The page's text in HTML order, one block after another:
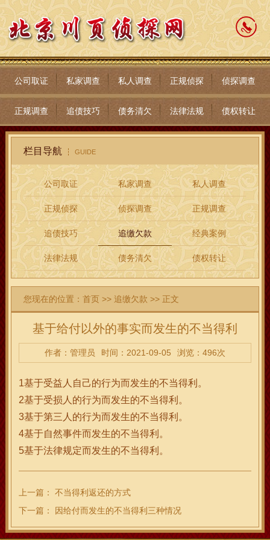
公司取证 私家调查 私人调查 正规侦探 侦探调查
正规调查 追债技巧 债务清欠 法律法规 债权转让
栏目导航 GUIDE
公司取证 私家调查 私人调查
正规侦探 侦探调查 正规调查
追债技巧 追缴欠款 经典案例
法律法规 债务清欠 债权转让
您现在的位置：首页 >>追缴欠款 >> 正文
基于给付以外的事实而发生的不当得利
作者：管理员 时间：2021-09-05 浏览：496次
1基于受益人自己的行为而发生的不当得利。
2基于受损人的行为而发生的不当得利。
3基于第三人的行为而发生的不当得利。
4基于自然事件而发生的不当得利。
5基于法律规定而发生的不当得利。
上一篇：
不当得利返还的方式
下一篇：
因给付而发生的不当得利三种情况